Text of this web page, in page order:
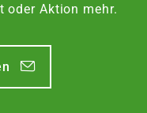
oder Aktion mehr.